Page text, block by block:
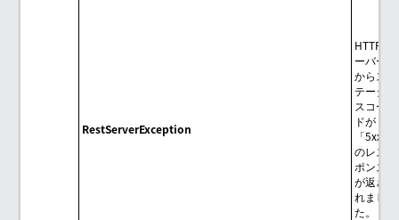
RestServerException
HTTPサ
ーバー
からス
テータ
スコー
ドが
「5xx」
のレス
ポンス
が返さ
れまし
た。